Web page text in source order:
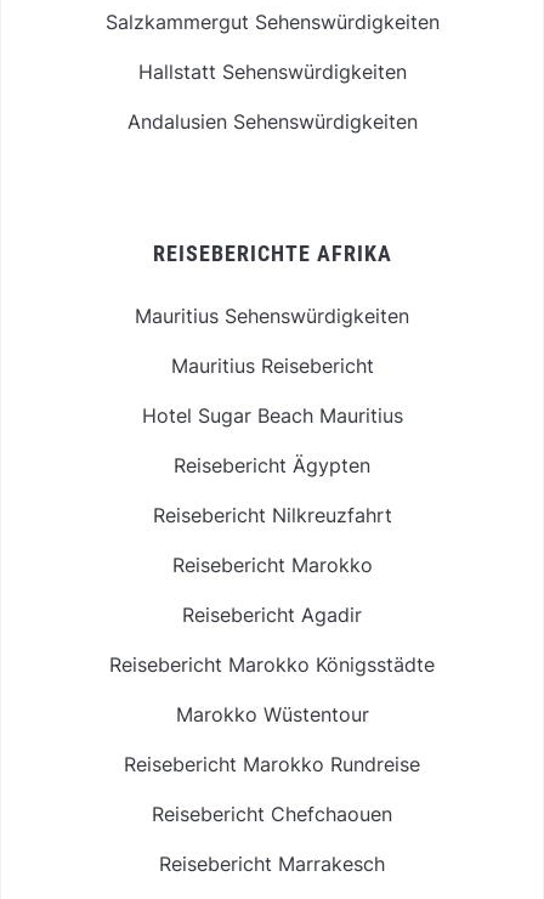
Salzkammergut Sehenswürdigkeiten
Hallstatt Sehenswürdigkeiten
Andalusien Sehenswürdigkeiten
REISEBERICHTE AFRIKA
Mauritius Sehenswürdigkeiten
Mauritius Reisebericht
Hotel Sugar Beach Mauritius
Reisebericht Ägypten
Reisebericht Nilkreuzfahrt
Reisebericht Marokko
Reisebericht Agadir
Reisebericht Marokko Königsstädte
Marokko Wüstentour
Reisebericht Marokko Rundreise
Reisebericht Chefchaouen
Reisebericht Marrakesch